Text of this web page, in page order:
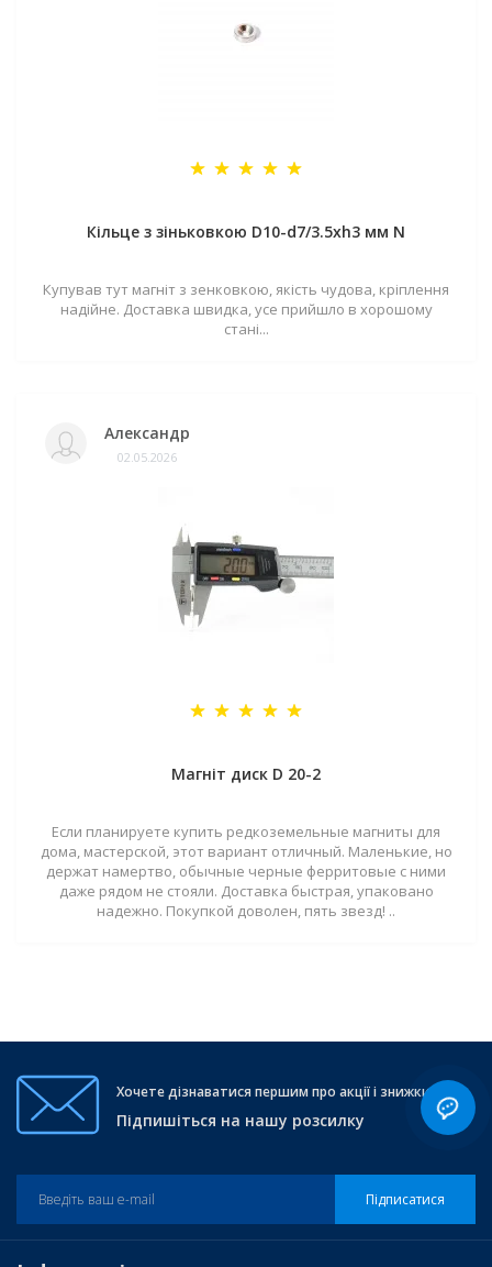
Кільце з зіньковкою D10-d7/3.5хh3 мм N
Купував тут магніт з зенковкою, якість чудова, кріплення
надійне. Доставка швидка, усе прийшло в хорошому
стані...
Александр
02.05.2026
Магніт диск D 20-2
Если планируете купить редкоземельные магниты для
дома, мастерской, этот вариант отличный. Маленькие, но
держат намертво, обычные черные ферритовые с ними
даже рядом не стояли. Доставка быстрая, упаковано
надежно. Покупкой доволен, пять звезд! ..
Хочете дізнаватися першим про акції і знижки?
Підпишіться на нашу розсилку
Підписатися